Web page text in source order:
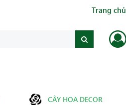
Trang chủ
CÂY HOA DECOR